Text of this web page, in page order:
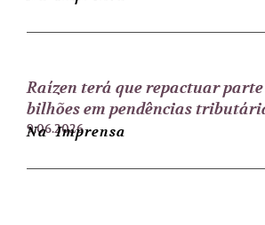
Raízen terá que repactuar parte
bilhões em pendências
9.06.2026
Na Imprensa